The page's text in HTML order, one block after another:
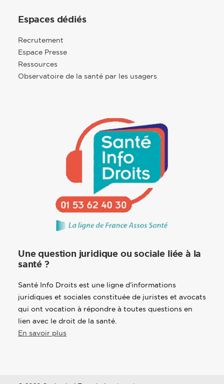
Espaces dédiés
Recrutement
Espace Presse
Ressources
Observatoire de la santé par les usagers
Une question juridique ou sociale liée à la
santé ?
Santé Info Droits est une ligne d’informations
juridiques et sociales constituée de juristes et avocats
qui ont vocation à répondre à toutes questions en
lien avec le droit de la santé.
En savoir plus